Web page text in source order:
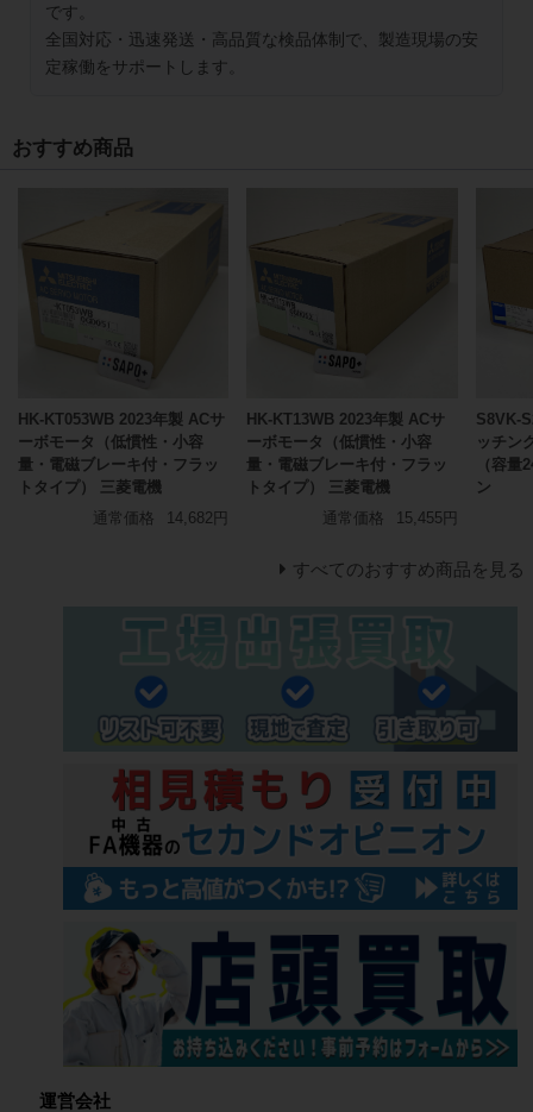
です。
全国対応・迅速発送・高品質な検品体制で、製造現場の安
定稼働をサポートします。
おすすめ商品
HK-KT053WB 2023年製 ACサ
ーボモータ（低慣性・小容
量・電磁ブレーキ付・フラッ
トタイプ） 三菱電機
通常価格
14,682円
HK-KT13WB 2023年製 ACサ
ーボモータ（低慣性・小容
量・電磁ブレーキ付・フラッ
トタイプ） 三菱電機
通常価格
15,455円
S8VK-
ッチン
（容量
ン
すべてのおすすめ商品を見る
運営会社